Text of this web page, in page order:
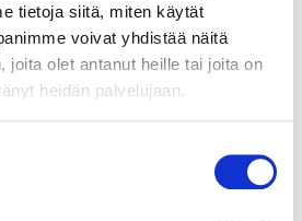
tietoja siitä, miten käytät
voivat yhdistää näitä
joita olet antanut heille tai joita on
heidän palvelujaan.